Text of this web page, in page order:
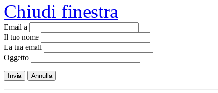
Chiudi finestra
Email a
Il tuo nome
La tua email
Oggetto
Invia Annulla